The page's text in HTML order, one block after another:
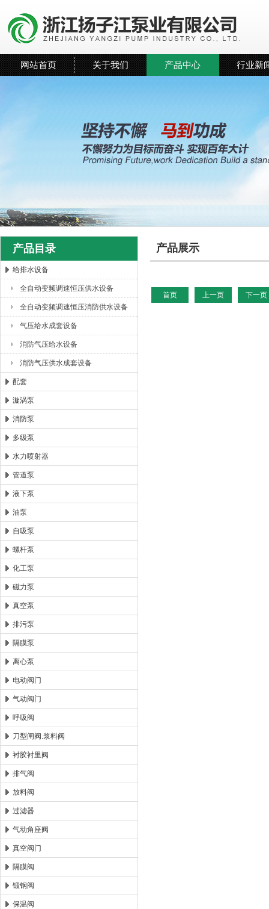
浙江扬子江泵业有限公司
网站首页 关于我们 产品中心 行业新
产品目录
给排水设备
全自动变频调速恒压供水设备
全自动变频调速恒压消防供水设备
气压给水成套设备
消防气压给水设备
消防气压供水成套设备
配套
漩涡泵
消防泵
多级泵
水力喷射器
管道泵
液下泵
油泵
自吸泵
螺杆泵
化工泵
磁力泵
真空泵
排污泵
隔膜泵
离心泵
电动阀门
气动阀门
呼吸阀
刀型闸阀.浆料阀
衬胶衬里阀
排气阀
放料阀
过滤器
气动角座阀
真空阀门
隔膜阀
锻钢阀
保温阀
产品展示
首页 上一页 下一页